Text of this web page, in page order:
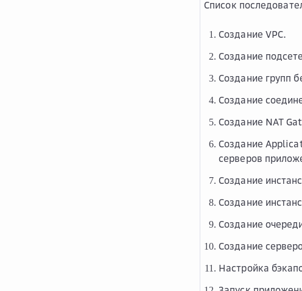
Список
Создание VPC.
Создание
Создание групп
Создание
Создание NAT
Создание
серверов
Создание
Создание
Создание
Создание
Настройка